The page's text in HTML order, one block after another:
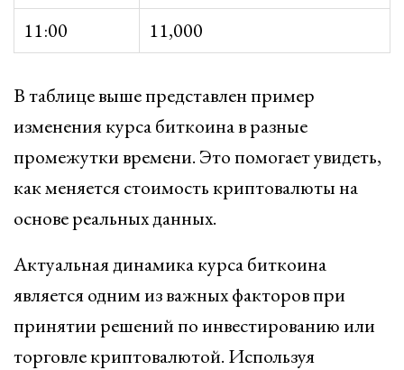
11:00
11,000
В таблице выше представлен пример
изменения курса биткоина в разные
промежутки времени. Это помогает увидеть,
как меняется стоимость криптовалюты на
основе реальных данных.
Актуальная динамика курса биткоина
является одним из важных факторов при
принятии решений по инвестированию или
торговле криптовалютой. Используя